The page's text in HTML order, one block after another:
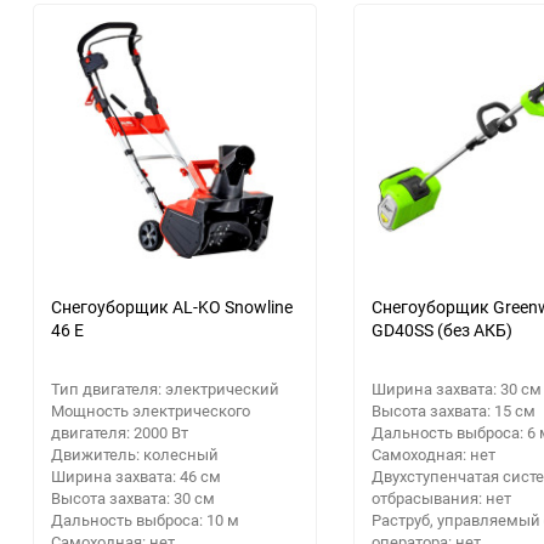
Аксессуары для крупной
бытовой и встраиваемой
техники
Посуда, кухонная утварь
Освещение
Новый год
Дача, сад и огород
Бытовая химия
Парковочные радары
Кронштейны
Гаджеты
Видеонаблюдение
Аккумуляторные батарейки
GPS навигаторы
Электрика и свет
Стройматериалы
Строительный
инструмент
Сварочное оборудование
Ручной инструмент
Расходные материалы
Приемники цифрового ТВ
Кабели для AV-аппаратуры
Информационные панели
Звуковые панели и колонки
для телевизора
Домашние кинотеатры
150
еще 1 фото
Снегоуборщик AL-KO Snowline
46 E
Тип двигателя: электрический
Мощность электрического
двигателя: 2000 Вт
Движитель: колесный
Ширина захвата: 46 см
Высота захвата: 30 см
Дальность выброса: 10 м
Снегоуборщик
GD40SS (без АКБ)
Ширина захвата: 30 см
Высота захвата: 15 см
Дальность выброса: 6
Самоходная: нет
Двухступенчатая
отбрасывания: нет
Раструб,